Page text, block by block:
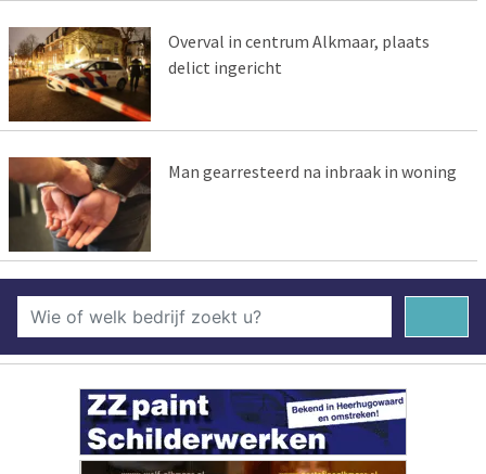
Overval in centrum Alkmaar, plaats
delict ingericht
Man gearresteerd na inbraak in woning